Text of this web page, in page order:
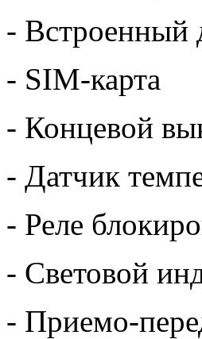
- Встроенный
- SIM-карта
- Концевой
- Датчик
- Реле
- Световой
- Приемо-